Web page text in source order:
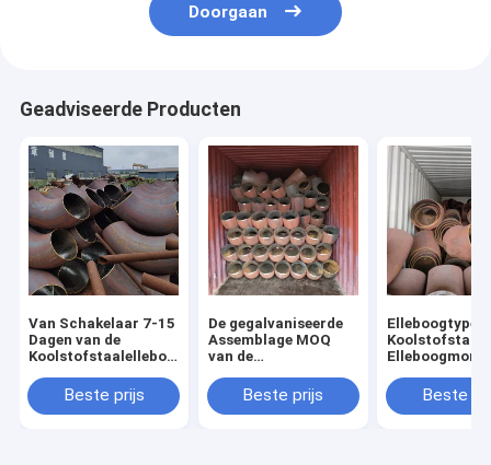
Doorgaan
Geadviseerde Producten
Van Schakelaar 7-15
Dagen van de
Koolstofstaalelleboog
Muurdikte Levering
Beste prijs
De gegalvaniseerde
Assemblage MOQ
van de
1
StukOppervlaktebehandeling
Beste prijs
Elleboogtype
Beste